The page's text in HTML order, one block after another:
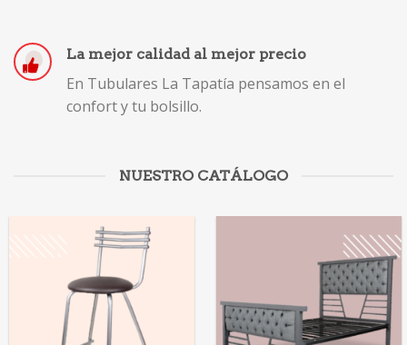
La mejor calidad al mejor precio
En Tubulares La Tapatía pensamos en el
confort y tu bolsillo.
NUESTRO CATÁLOGO